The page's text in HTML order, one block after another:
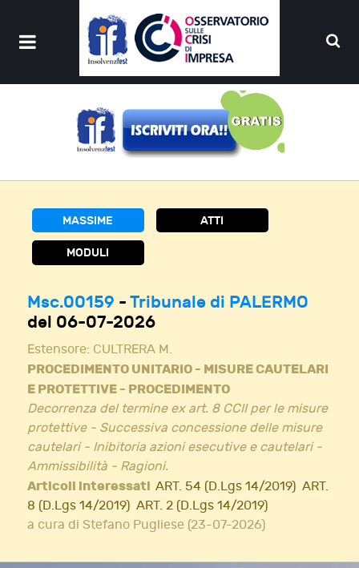
MASSIME ATTI
MODULI
Msc.00159 - Tribunale di PALERMO
del 06-07-2026
Estensore: CULTRERA M.
PROCEDIMENTO UNITARIO - MISURE CAUTELARI
E PROTETTIVE - PROCEDIMENTO
Decorrenza del termine ex art. 8 CCII per le misure
protettive - Successiva concessione delle misure
cautelari - Inibitoria azioni esecutive e cautelari -
Ammissibilità - Ragioni.
Articoli interessati ART. 54 (D.Lgs 14/2019) ART.
8 (D.Lgs 14/2019) ART. 2 (D.Lgs 14/2019)
a cura di Stefano Pugliese (23-07-2026)